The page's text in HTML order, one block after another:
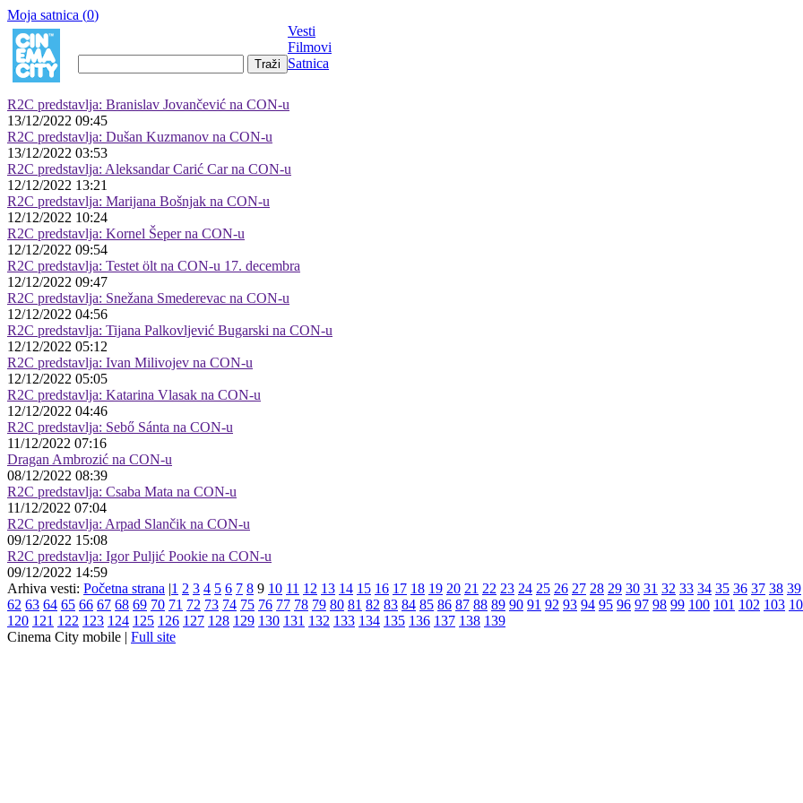
Moja satnica (0)
Vesti
Filmovi
Satnica
R2C predstavlja: Branislav Jovančević na CON-u
13/12/2022 09:45
R2C predstavlja: Dušan Kuzmanov na CON-u
13/12/2022 03:53
R2C predstavlja: Aleksandar Carić Car na CON-u
12/12/2022 13:21
R2C predstavlja: Marijana Bošnjak na CON-u
12/12/2022 10:24
R2C predstavlja: Kornel Šeper na CON-u
12/12/2022 09:54
R2C predstavlja: Testet ölt na CON-u 17. decembra
12/12/2022 09:47
R2C predstavlja: Snežana Smederevac na CON-u
12/12/2022 04:56
R2C predstavlja: Tijana Palkovljević Bugarski na CON-u
12/12/2022 05:12
R2C predstavlja: Ivan Milivojev na CON-u
12/12/2022 05:05
R2C predstavlja: Katarina Vlasak na CON-u
12/12/2022 04:46
R2C predstavlja: Sebő Sánta na CON-u
11/12/2022 07:16
Dragan Ambrozić na CON-u
08/12/2022 08:39
R2C predstavlja: Csaba Mata na CON-u
11/12/2022 07:04
R2C predstavlja: Arpad Slančik na CON-u
09/12/2022 15:08
R2C predstavlja: Igor Puljić Pookie na CON-u
09/12/2022 14:59
Arhiva vesti: Početna strana |1 2 3 4 5 6 7 8 9 10 11 12 13 14 15 16 17 18 19 20 21 22 23 24 25 26 27 28 29 30 31 32 33 34 35 36 37 38 39
62 63 64 65 66 67 68 69 70 71 72 73 74 75 76 77 78 79 80 81 82 83 84 85 86 87 88 89 90 91 92 93 94 95 96 97 98 99 100 101 102 103
120 121 122 123 124 125 126 127 128 129 130 131 132 133 134 135 136 137 138 139
Cinema City mobile | Full site